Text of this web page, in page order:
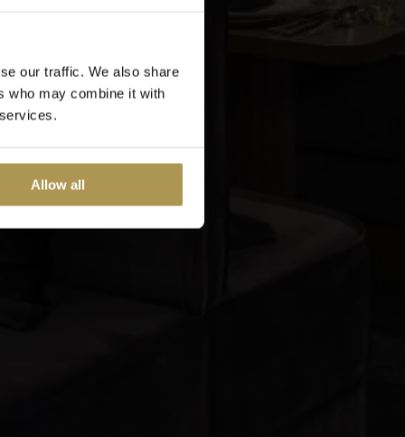
our traffic. We also share
who may combine it with
Allow all